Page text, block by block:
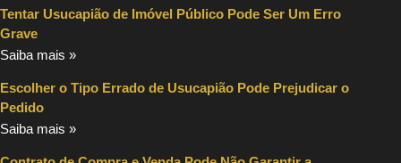
Tentar Usucapião de Imóvel Público Pode Ser Um Erro
Grave
Saiba mais »
Escolher o Tipo Errado de Usucapião Pode Prejudicar o
Pedido
Saiba mais »